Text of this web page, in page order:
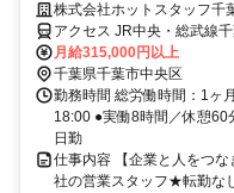
ッフ★転勤なし／インセン充実
株式会社ホットスタッフ千
アクセス JR中央・総武線
徒歩2分／京成電鉄「京成
沿い「マツモトキヨシ」さ
月給315,000円以上
千葉県千葉市中央区
勤務時間 総労働時間：1ヶ
18:00 ●実働8時間／休憩60
日勤
仕事内容 【企業と人をつ
社の営業スタッフ★転勤な